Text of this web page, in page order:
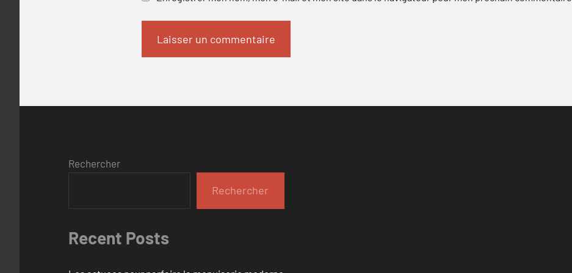
Rechercher
Rechercher
Recent Posts